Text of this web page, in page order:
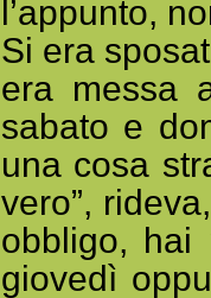
l’appunto,
Si era
era messa
sabato e
una cosa
vero”,
obbligo, hai
giovedì